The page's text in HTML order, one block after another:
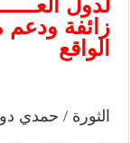
زائفة
الواقع
الثورة / حمدي